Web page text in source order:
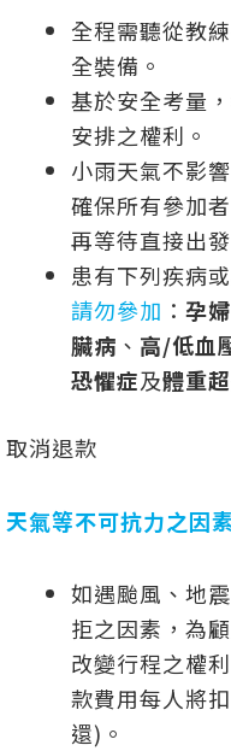
全程需聽從教
全裝備。
基於安全考量
安排之權利。
小雨天氣不影
確保所有參加
再等待直接出
患有下列疾病
請勿參加 ： 孕婦
臟病 、 高/低血
恐懼症及體重
取消退款
天氣等不可抗力之因
如遇颱風、地
拒之因素，為
改變行程之權
款費用每人將
還)。